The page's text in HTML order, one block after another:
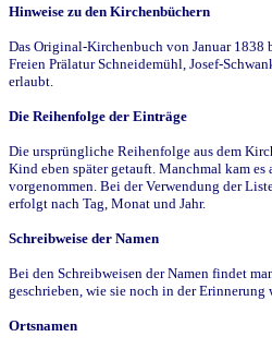
Hinweise zu den Kirchenbüchern
Das Original-Kirchenbuch von Januar
Freien Prälatur Schneidemühl, Josef-
erlaubt.
Die Reihenfolge der Einträge
Die ursprüngliche Reihenfolge aus dem
Kind eben später getauft. Manchmal kam
vorgenommen. Bei der Verwendung der
erfolgt nach Tag, Monat und Jahr.
Schreibweise der Namen
Bei den Schreibweisen der Namen findet
geschrieben, wie sie noch in der
Ortsnamen